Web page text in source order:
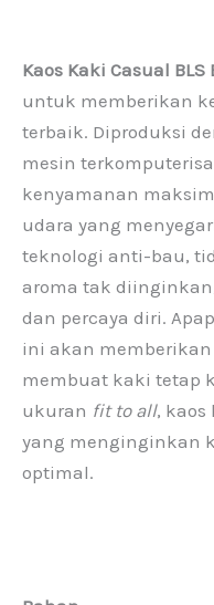
Kaos Kaki Casual BLS
untuk memberikan
terbaik. Diproduksi
mesin
kenyamanan
udara yang
teknologi anti-bau,
aroma tak
dan percaya diri.
ini akan
membuat kaki tetap
ukuran fit to all, kaos
yang menginginkan
optimal.